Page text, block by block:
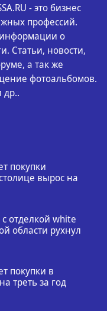
- это бизнес
профессий.
о
Статьи, новости,
а так же
фотоальбомов.
др..
покупки
вырос на
отделкой white
области рухнул
покупки в
треть за год